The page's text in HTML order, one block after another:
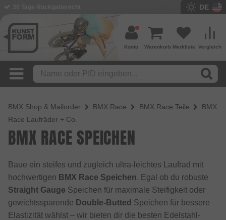
DE
Vergleich
Merkliste
Warenkorb
Konto
BMX Shop & Mailorder BMX Race BMX Race Teile
BMX
Race Laufräder + Co.
BMX RACE SPEICHEN
Baue ein steifes und zugleich ultra-leichtes Laufrad mit
hochwertigen BMX Race Speichen. Egal ob du robuste
Straight Gauge Speichen für maximale Steifigkeit oder
gewichtssparende Double-Butted Speichen für bessere
Elastizität wählst – wir bieten dir die besten Edelstahl-